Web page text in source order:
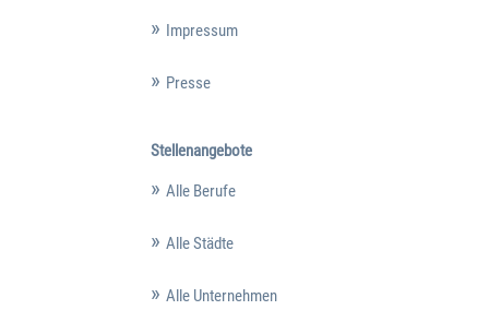
Impressum
Presse
Stellenangebote
Alle Berufe
Alle Städte
Alle Unternehmen